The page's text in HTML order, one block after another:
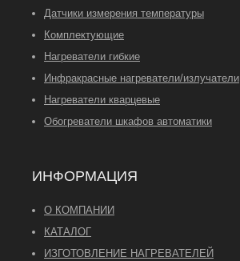
Датчики измерения температуры
Комплектующие
Нагреватели гибкие
Инфракрасные нагреватели/излучатели
Нагреватели кварцевые
Обогреватели шкафов автоматики
ИНФОРМАЦИЯ
О КОМПАНИИ
КАТАЛОГ
ИЗГОТОВЛЕНИЕ НАГРЕВАТЕЛЕЙ